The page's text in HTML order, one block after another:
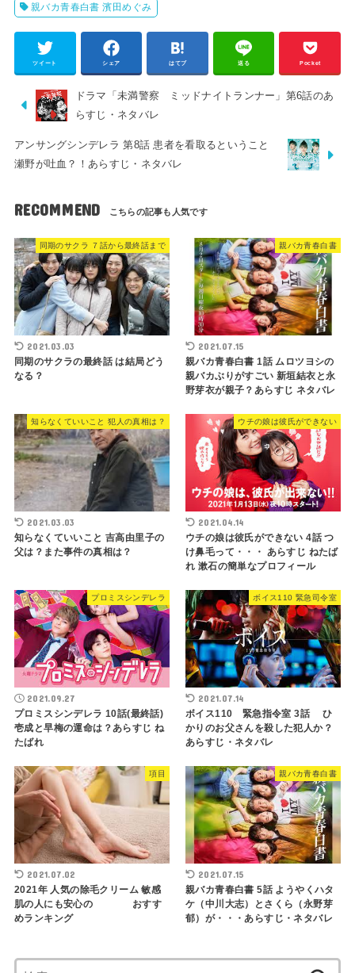
親バカ青春白書 濱田めぐみ
ツイート シェア はてブ 送る Pocket
ドラマ「未満警察 ミッドナイトランナー」第6話のあ
らすじ・ネタバレ
アンサングシンデレラ 第8話 患者を看取るということ
瀬野が吐血？！あらすじ・ネタバレ
RECOMMEND
同期のサクラ ７話から最終話まで
2021.03.03
同期のサクラの最終話 は結局どう
なる？
親バカ青春白書
2021.07.15
親バカ青春白書 1話 ムロツヨシの
親バカぶりがすごい 新垣結衣と永
野芽衣が親子？あらすじ ネタバレ
知らなくていいこと 犯人の真相は？
2021.03.03
知らなくていいこと 吉高由里子の
父は？また事件の真相は？
ウチの娘は彼氏ができない
2021.04.14
ウチの娘は彼氏ができない 4話 つ
け鼻毛って・・・ あらすじ ねたば
れ 漱石の簡単なプロフィール
プロミスシンデレラ
2021.09.27
プロミスシンデレラ 10話(最終話)
壱成と早梅の運命は？あらすじ ね
たばれ
ボイス110 緊急司令室
2021.07.14
ボイス110 緊急指令室 3話 ひ
かりのお父さんを殺した犯人か？
あらすじ・ネタバレ
項目
2021.07.02
2021年 人気の除毛クリーム 敏感
肌の人にも安心の おすす
めランキング
親バカ青春白書
2021.07.15
親バカ青春白書 5話 ようやくハタ
ケ（中川大志）とさくら（永野芽
郁）が・・・あらすじ・ネタバレ